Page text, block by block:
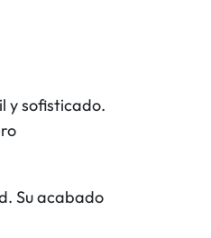
y sofisticado.
Su acabado